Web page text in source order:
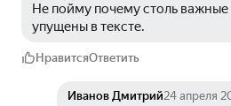
Не пойму почему столь
упущены в тексте.
НравитсяОтветить
Иванов Дмитрий24 апреля